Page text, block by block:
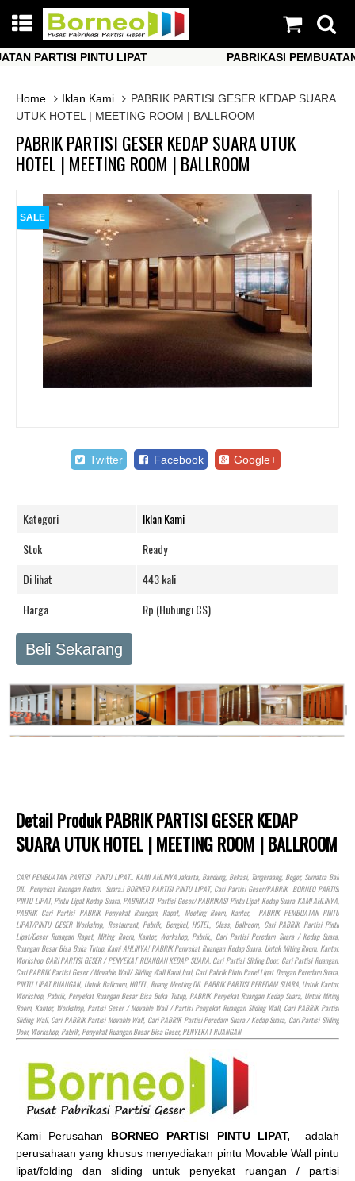
PARTISI PINTU LIPAT
PABRIKASI PEMBUATAN
Home
Iklan Kami
PABRIK PARTISI GESER KEDAP SUARA
UTUK HOTEL | MEETING ROOM | BALLROOM
PABRIK PARTISI GESER KEDAP SUARA UTUK
HOTEL | MEETING ROOM | BALLROOM
SALE
Twitter Facebook Google+
Kategori
Iklan Kami
Stok
Ready
Di lihat
443 kali
Harga
Rp (Hubungi CS)
Beli Sekarang
Detail Produk PABRIK PARTISI GESER KEDAP
SUARA UTUK HOTEL | MEETING ROOM | BALLROOM
CARI PEMBUATAN PARTISI PINTU LIPAT.. KAMI AHLINYA Jakarta, Bandung, Bekasi, Tangeraang, Bogor, Sumatra Bali
Dll. Penyekat Ruangan Redam Suara.! BORNEO PARTISI PINTU LIPAT, Cari Partisi Geser/PABRIK BORNEO PARTISI
PINTU LIPAT, Pintu Lipat Kedap Suara, PABRIKASI Partisi Geser/ PABRIKASI Pintu Lipat Kedap Suara KAMI AHLINYA,
PABRIK Cari Partisi PABRIK Penyekat Ruangan, Rapat, Meeting Room, Kantor, PABRIK PEMBUATAN PINTU
LIPAT/PINTU GESER Workshop, Restaurant, Pabrik, Bengkel, HOTEL, Class, Ballroom, Cari PABRIK Partisi Pintu
Lipat/Geser Ruangan Rapat, Miting Room, Kantor, Workshop, Pabrik,, Cari Partisi Peredam Suara / Kedap Suara,
Ruangan Besar Bisa Buka Tutup, Kami AHLINYA! PABRIK Penyekat Ruangan Kedap Suara, Untuk Miting Room, Kantor,
Workshop CARI PARTISI GESER / PENYEKAT RUANGAN KEDAP SUARA. Cari Partisi Sliding Door, Cari Partisi Ruangan,
Cari PABRIK Partisi Geser / Movable Wall/ Sliding Wall Kami Jual, Cari Pabrik Pintu Panel Lipat Dengan Peredam Suara,
PINTU LIPAT RUANGAN, Untuk Ballroom,HOTEL, Ruang Meeting Dll. PABRIK PARTISI PEREDAM SUARA, Untuk Kantor,
Workshop, Pabrik, Penyekat Ruangan Besar Bisa Buka Tutup, PABRIK Penyekat Ruangan Kedap Suara, Untuk Miting
Room, Kantor, Workshop, Partisi Geser / Movable Wall / Partisi Penyekat Ruangan Sliding Wall, Cari PABRIK Partisi
Sliding Wall, Cari PABRIK Partisi Movable Wall, Cari PABRIK Partisi Peredam Suara / Kedap Suara, Cari Partisi Sliding
Door, Workshop, Pabrik, Penyekat Ruangan Besar Bisa Geser, PENYEKAT RUANGAN
Kami Perusahan BORNEO PARTISI PINTU LIPAT, adalah
perusahaan yang khusus menyediakan pintu Movable Wall pintu
lipat/folding dan sliding untuk penyekat ruangan / partisi